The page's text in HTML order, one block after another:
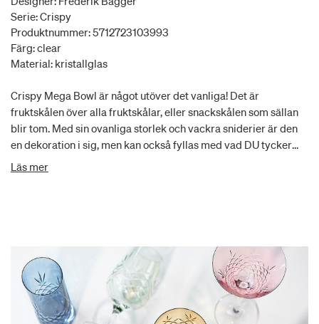
Serie: Crispy
Produktnummer: 5712723103993
Färg: clear
Material: kristallglas
Crispy Mega Bowl är något utöver det vanliga! Det är
fruktskålen över alla fruktskålar, eller snackskålen som sällan
blir tom. Med sin ovanliga storlek och vackra sniderier är den
en dekoration i sig, men kan också fyllas med vad DU tycker
passar bäst. Vasen är munblåst och diamantslipad med de
Läs mer